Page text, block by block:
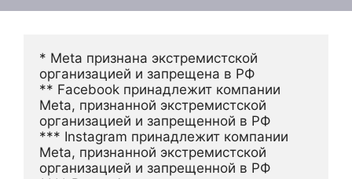
* Meta признана экстремистской
организацией и запрещена в РФ
** Facebook принадлежит компании
Meta, признанной экстремистской
организацией и запрещенной в РФ
*** Instagram принадлежит компании
Meta, признанной экстремистской
организацией и запрещенной в РФ